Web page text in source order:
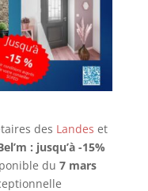
des Landes et
: jusqu’à -15%
du 7 mars